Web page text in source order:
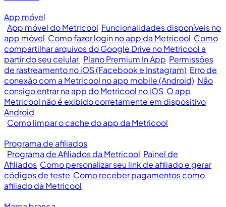
App móvel
App móvel do Metricool Funcionalidades disponíveis no
app móvel Como fazer login no app da Metricool Como
compartilhar arquivos do Google Drive no Metricool a
partir do seu celular Plano Premium In App Permissões
de rastreamento no iOS (Facebook e Instagram) Erro de
conexão com a Metricool no app mobile (Android) Não
consigo entrar na app do Metricool no iOS O app
Metricool não é exibido corretamente em dispositivo
Android
Como limpar o cache do app da Metricool
Programa de afiliados
Programa de Afiliados da Metricool Painel de
Afiliados Como personalizar seu link de afiliado e gerar
códigos de teste Como receber pagamentos como
afiliado da Metricool